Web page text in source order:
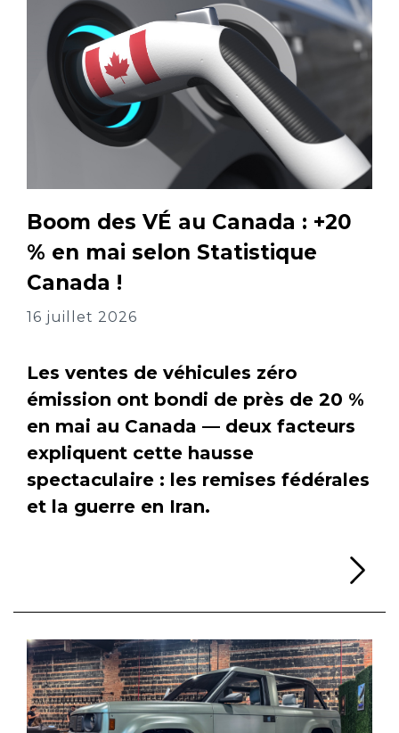
Boom des VÉ au Canada : +20
% en mai selon Statistique
Canada !
16 juillet 2026
Les ventes de véhicules zéro
émission ont bondi de près de 20 %
en mai au Canada — deux facteurs
expliquent cette hausse
spectaculaire : les remises fédérales
et la guerre en Iran.